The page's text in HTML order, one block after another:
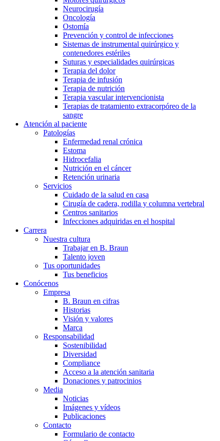
Neurocirugía
Oncología
Ostomía
Prevención y control de infecciones
Sistemas de instrumental quirúrgico y
contenedores estériles
Suturas y especialidades quirúrgicas
Terapia del dolor
Terapia de infusión
Terapia de nutrición
Terapia vascular intervencionista
Terapias de tratamiento extracorpóreo de la
sangre
Atención al paciente
Patologías
Enfermedad renal crónica
Estoma
Hidrocefalia
Nutrición en el cáncer
Retención urinaria
Servicios
Cuidado de la salud en casa
Cirugía de cadera, rodilla y columna vertebral
Centros sanitarios
Infecciones adquiridas en el hospital
Carrera
Nuestra cultura
Trabajar en B. Braun
Talento joven
Tus oportunidades
Tus beneficios
Conócenos
Empresa
B. Braun en cifras
Historias
Visión y valores
Marca
Responsabilidad
Sostenibilidad
Diversidad
Compliance
Acceso a la atención sanitaria
Donaciones y patrocinios
Media
Noticias
Imágenes y vídeos
Publicaciones
Contacto
Formulario de contacto